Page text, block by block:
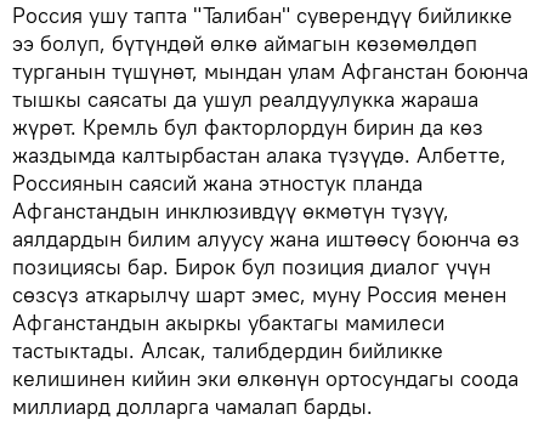
Россия ушу тапта "Талибан" суверендүү бийликке
ээ болуп, бүтүндөй өлкө аймагын көзөмөлдөп
турганын түшүнөт, мындан улам Афганстан боюнча
тышкы саясаты да ушул реалдуулукка жараша
жүрөт. Кремль бул факторлордун бирин да көз
жаздымда калтырбастан алака түзүүдө. Албетте,
Россиянын саясий жана этностук планда
Афганстандын инклюзивдүү өкмөтүн түзүү,
аялдардын билим алуусу жана иштөөсү боюнча өз
позициясы бар. Бирок бул позиция диалог үчүн
сөзсүз аткарылчу шарт эмес, муну Россия менен
Афганстандын акыркы убактагы мамилеси
тастыктады. Алсак, талибдердин бийликке
келишинен кийин эки өлкөнүн ортосундагы соода
миллиард долларга чамалап барды.